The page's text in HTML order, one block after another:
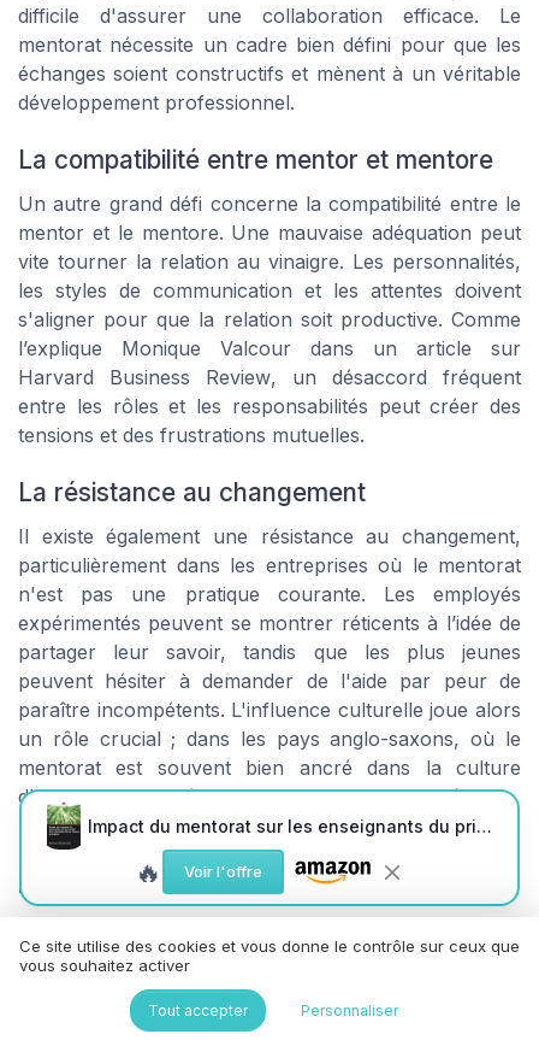
difficile d'assurer une collaboration efficace. Le
mentorat nécessite un cadre bien défini pour que les
échanges soient constructifs et mènent à un véritable
développement professionnel.
La compatibilité entre mentor et mentore
Un autre grand défi concerne la compatibilité entre le
mentor et le mentore. Une mauvaise adéquation peut
vite tourner la relation au vinaigre. Les personnalités,
les styles de communication et les attentes doivent
s'aligner pour que la relation soit productive. Comme
l’explique Monique Valcour dans un article sur
Harvard Business Review, un désaccord fréquent
entre les rôles et les responsabilités peut créer des
tensions et des frustrations mutuelles.
La résistance au changement
Il existe également une résistance au changement,
particulièrement dans les entreprises où le mentorat
n'est pas une pratique courante. Les employés
expérimentés peuvent se montrer réticents à l’idée de
partager leur savoir, tandis que les plus jeunes
peuvent hésiter à demander de l'aide par peur de
paraître incompétents. L'influence culturelle joue alors
un rôle crucial ; dans les pays anglo-saxons, où le
mentorat est souvent bien ancré dans la culture
d'entreprise, ces résistances sont moins marquées.
Les polémiques autour du reverse
mentoring
mentoring, où un employé plus jeune mentore une
personne plus expérimentée. Bien que cette pratique
ait pour but de démocratiser les nouvelles
Impact du mentorat sur les enseignants du primaire
🔥 Voir l'offre
Ce site utilise des cookies et vous donne le contrôle sur ceux que
vous souhaitez activer
Tout accepter Personnaliser